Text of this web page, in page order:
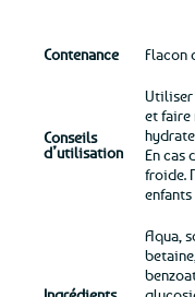
Contenance Flacon
Conseils
d’utilisation
Utiliser
et faire
En cas
froide.
Aqua,